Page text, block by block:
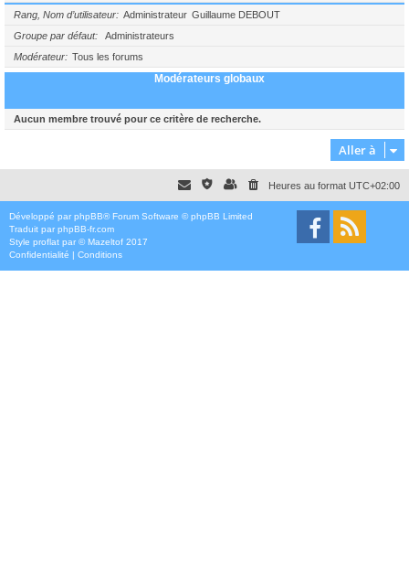
Rang, Nom d’utilisateur Administrateur Guillaume DEBOUT
Groupe par défaut
Administrateurs
Modérateur
Tous les forums
Modérateurs globaux
Aucun membre trouvé pour ce critère de recherche.
Aller à
Heures au format UTC+02:00
Développé par phpBB® Forum Software © phpBB Limited
Traduit par phpBB-fr.com
Style proflat par ©Mazeltof 2017
Confidentialité | Conditions